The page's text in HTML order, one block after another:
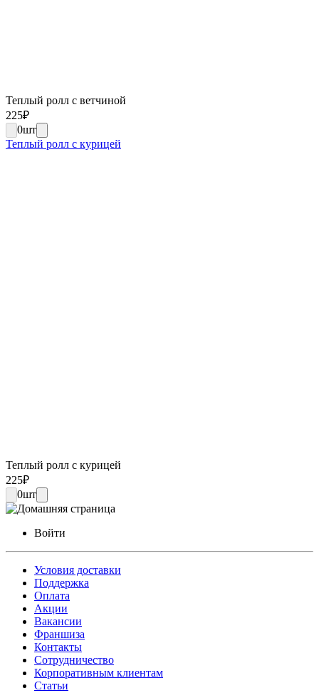
Теплый ролл с ветчиной
225₽
0шт
Теплый ролл с курицей
Теплый ролл с курицей
225₽
0шт
Войти
Условия доставки
Поддержка
Оплата
Акции
Вакансии
Франшиза
Контакты
Сотрудничество
Корпоративным клиентам
Статьи